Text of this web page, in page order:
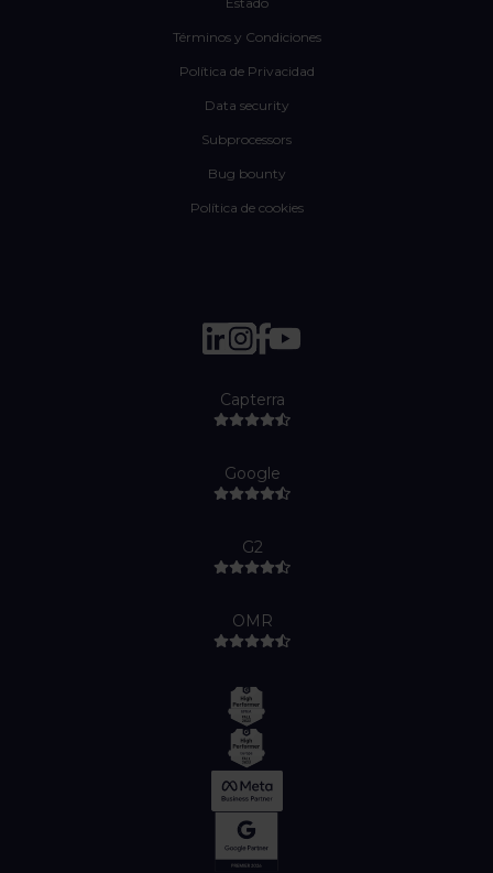
Términos y Condiciones
Política de Privacidad
Data security
Subprocessors
Bug bounty
Política de cookies
Capterra
Google
G2
OMR